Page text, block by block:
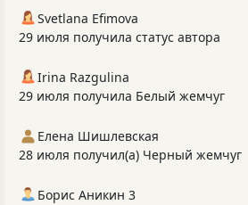
Svetlana Efimova
29 июля получила статус автора
Irina Razgulina
29 июля получила Белый жемчуг
Елена Шишлевская
28 июля получил(а) Черный жемчуг
Борис Аникин 3